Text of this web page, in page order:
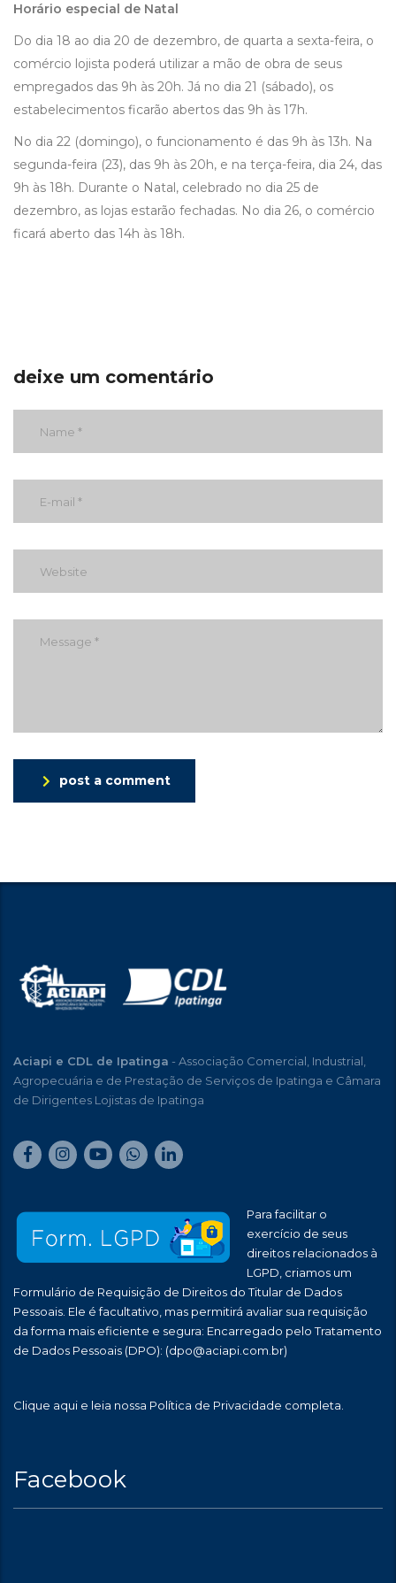
Horário especial de Natal
Do dia 18 ao dia 20 de dezembro, de quarta a sexta-feira, o
comércio lojista poderá utilizar a mão de obra de seus
empregados das 9h às 20h. Já no dia 21 (sábado), os
estabelecimentos ficarão abertos das 9h às 17h.
No dia 22 (domingo), o funcionamento é das 9h às 13h. Na
segunda-feira (23), das 9h às 20h, e na terça-feira, dia 24, das
9h às 18h. Durante o Natal, celebrado no dia 25 de
dezembro, as lojas estarão fechadas. No dia 26, o comércio
ficará aberto das 14h às 18h.
deixe um comentário
post a comment
Aciapi e CDL de Ipatinga - Associação Comercial, Industrial,
Agropecuária e de Prestação de Serviços de Ipatinga e Câmara
de Dirigentes Lojistas de Ipatinga
Para facilitar o
exercício de seus
direitos relacionados à
LGPD, criamos um
Formulário de Requisição de Direitos do Titular de Dados
Pessoais. Ele é facultativo, mas permitirá avaliar sua requisição
da forma mais eficiente e segura: Encarregado pelo Tratamento
de Dados Pessoais (DPO): (dpo@aciapi.com.br)
Clique aqui e leia nossa Política de Privacidade completa.
Facebook